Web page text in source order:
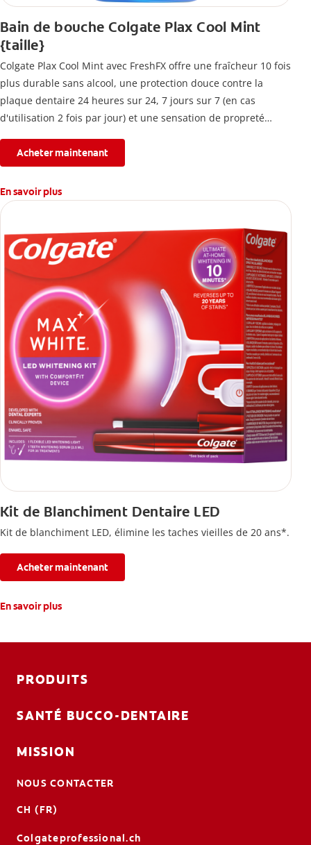
Bain de bouche Colgate Plax Cool Mint
{taille}
Colgate Plax Cool Mint avec FreshFX offre une fraîcheur 10 fois
plus durable sans alcool, une protection douce contre la
plaque dentaire 24 heures sur 24, 7 jours sur 7 (en cas
d'utilisation 2 fois par jour) et une sensation de propreté
Acheter maintenant
En savoir plus
Kit de Blanchiment Dentaire LED
Kit de blanchiment LED, élimine les taches vieilles de 20 ans*.
Acheter maintenant
En savoir plus
PRODUITS
SANTÉ BUCCO-DENTAIRE
MISSION
NOUS CONTACTER
CH (FR)
Colgateprofessional.ch